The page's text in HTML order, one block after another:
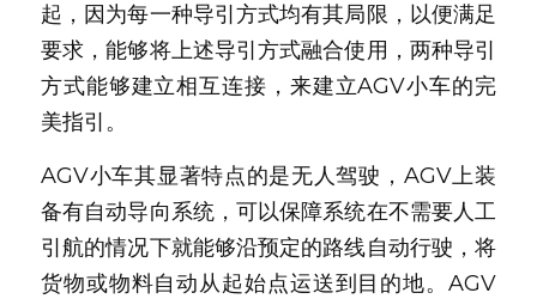
起，因为每一种导引方式均有其局限，以便满足
要求，能够将上述导引方式融合使用，两种导引
方式能够建立相互连接，来建立AGV小车的完
美指引。
AGV小车其显著特点的是无人驾驶，AGV上装
备有自动导向系统，可以保障系统在不需要人工
引航的情况下就能够沿预定的路线自动行驶，将
货物或物料自动从起始点运送到目的地。AGV